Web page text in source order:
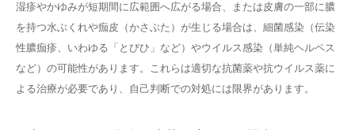
湿疹やかゆみが短期間に広範囲へ広がる場合、または皮膚の一部に膿
を持つ水ぶくれや痂皮（かさぶた）が生じる場合は、細菌感染（伝染
性膿痂疹、いわゆる「とびひ」など）やウイルス感染（単純ヘルペス
など）の可能性があります。これらは適切な抗菌薬や抗ウイルス薬に
よる治療が必要であり、自己判断での対処には限界があります。